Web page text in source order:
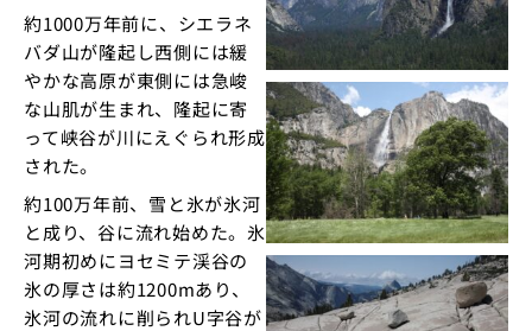
約1000万年前に、シエラネ
バダ山が隆起し西側には緩
やかな高原が東側には急峻
な山肌が生まれ、隆起に寄
って峡谷が川にえぐられ形成
された。
約100万年前、雪と氷が氷河
と成り、谷に流れ始めた。氷
河期初めにヨセミテ渓谷の
氷の厚さは約1200mあり、
氷河の流れに削られU字谷が